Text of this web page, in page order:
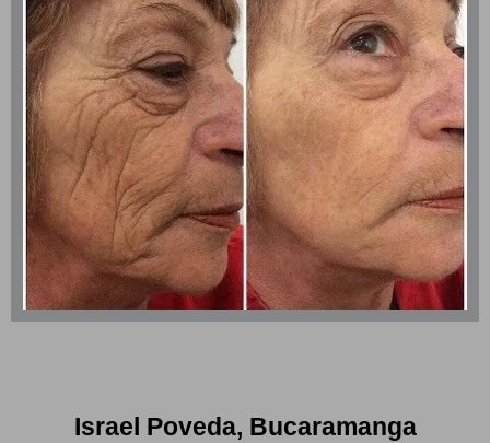
Israel Poveda, Bucaramanga